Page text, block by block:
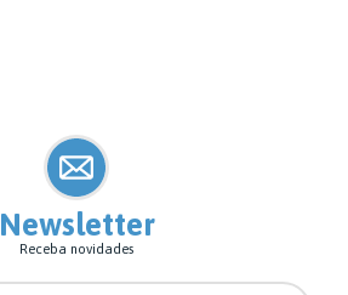
Newsletter
Receba novidades